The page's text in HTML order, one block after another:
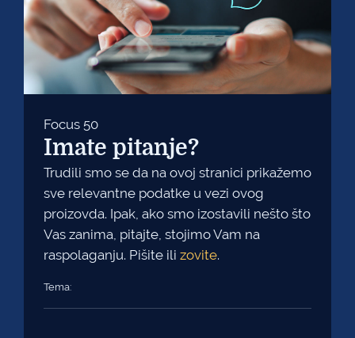
Focus 50
Imate pitanje?
Trudili smo se da na ovoj stranici prikažemo
sve relevantne podatke u vezi ovog
proizovda. Ipak, ako smo izostavili nešto što
Vas zanima, pitajte, stojimo Vam na
raspolaganju. Pišite ili zovite.